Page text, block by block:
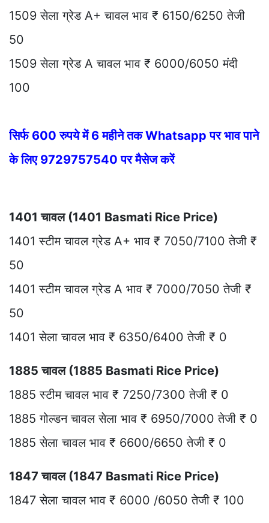
1509 सेला ग्रेड A+ चावल भाव ₹ 6150/6250 तेजी
50
1509 सेला ग्रेड A चावल भाव ₹ 6000/6050 मंदी
100
सिर्फ 600 रुपये में 6 महीने तक Whatsapp पर भाव पाने
के लिए 9729757540 पर मैसेज करें
1401 चावल (1401 Basmati Rice Price)
1401 स्टीम चावल ग्रेड A+ भाव ₹ 7050/7100 तेजी ₹
50
1401 स्टीम चावल ग्रेड A भाव ₹ 7000/7050 तेजी ₹
50
1401 सेला चावल भाव ₹ 6350/6400 तेजी ₹ 0
1885 चावल (1885 Basmati Rice Price)
1885 स्टीम चावल भाव ₹ 7250/7300 तेजी ₹ 0
1885 गोल्डन चावल सेला भाव ₹ 6950/7000 तेजी ₹ 0
1885 सेला चावल भाव ₹ 6600/6650 तेजी ₹ 0
1847 चावल (1847 Basmati Rice Price)
1847 सेला चावल भाव ₹ 6000 /6050 तेजी ₹ 100